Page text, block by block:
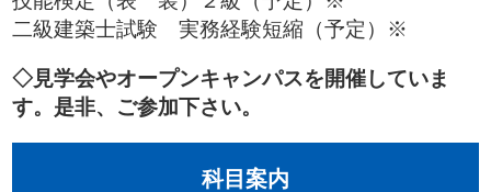
二級建築士試験 実務経験短縮（予定）※
◇見学会やオープンキャンパスを開催していま
す。是非、ご参加下さい。
科目案内